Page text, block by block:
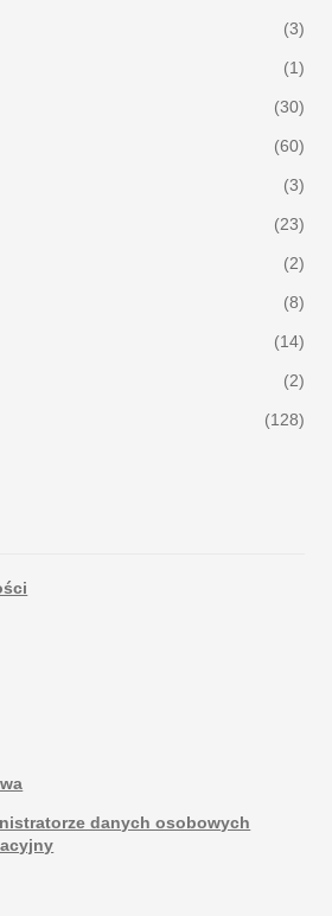
(3)
(1)
(30)
(60)
(3)
(23)
(2)
(8)
(14)
(2)
(128)
danych osobowych